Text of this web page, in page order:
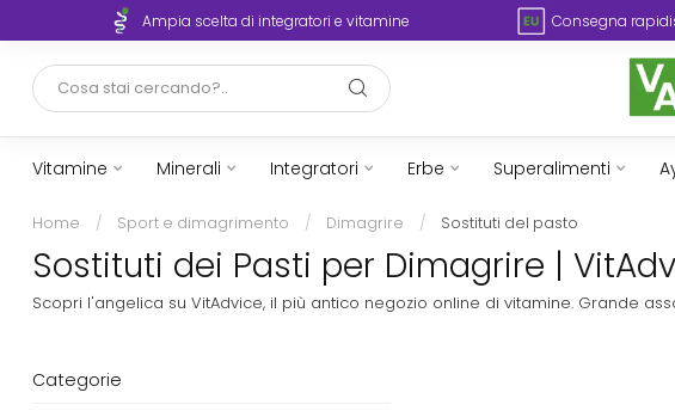
Ampia scelta di integratori e vitamine Consegna
Vitamine Minerali Integratori Erbe Superalimenti
Home / Sport e dimagrimento / Dimagrire / Sostituti del pasto
Sostituti dei Pasti per Dimagrire |
Scopri l'angelica su VitAdvice, il più antico negozio online di vitamine. Grande
Categorie